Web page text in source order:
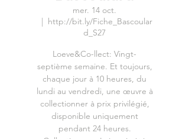
mer. 14 oct.
  |
http://bit.ly/Fiche_Bascoular
d_S27
Loeve&Co-llect: Vingt-
septième semaine. Et toujours,
chaque jour à 10 heures, du
lundi au vendredi, une œuvre à
collectionner à prix privilégié,
disponible uniquement
pendant 24 heures.